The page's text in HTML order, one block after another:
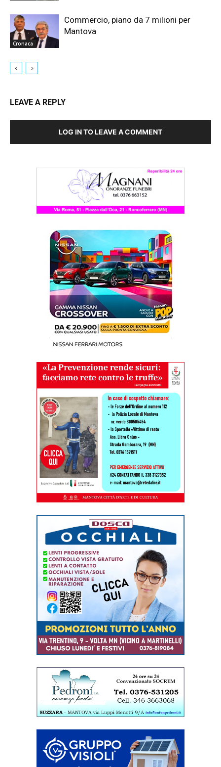
Cronaca
Commercio, piano da 7 milioni per
Mantova
LEAVE A REPLY
LOG IN TO LEAVE A COMMENT